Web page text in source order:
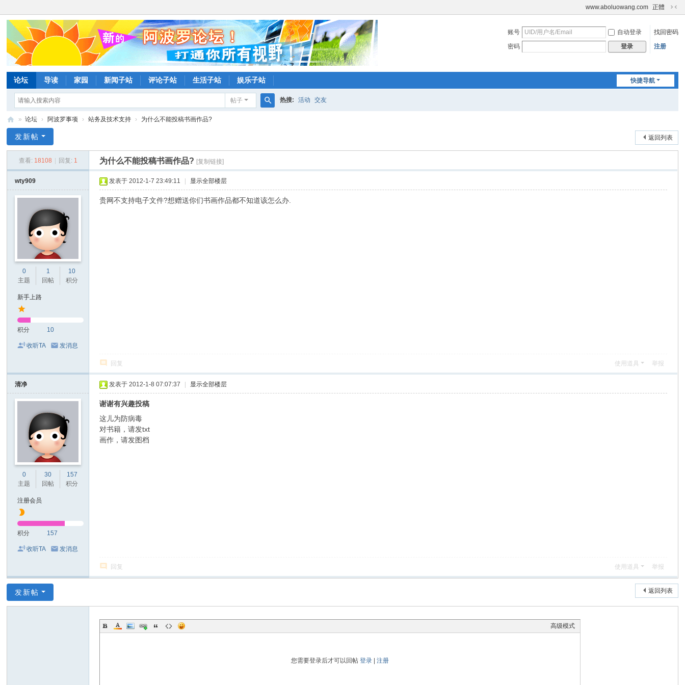
www.aboluowang.com 正體
切
到
账号 自动登录
找回密码
密码
登录 注册
快捷导航
论坛 导读 家园 新闻子站 评论子站 生活子站 娱乐子站
帖子 热搜: 活动 交友
波
网
» 论坛 › 阿波罗事项 › 站务及技术支持 › 为什么不能投稿书画作品?
返回列表
发新帖
查看: 18108 回复: 1 为什么不能投稿书画作品? [复制链接]
wty909
0
主题
1
回帖
10
积分
新手上路
积分 10
收听TA 发消息
发表于 2012-1-7 23:49:11 显示全部楼层
贵网不支持电子文件?想赠送你们书画作品都不知道该怎么办.
回复 使用道具 举报
清净
0
主题
30
回帖
157
积分
注册会员
积分 157
收听TA 发消息
发表于 2012-1-8 07:07:37 显示全部楼层
谢谢有兴趣投稿
这儿为防病毒
对书籍，请发txt
画作，请发图档
回复 使用道具 举报
返回列表
发新帖
高级模式
您需要登录后才可以回帖登录 |注册